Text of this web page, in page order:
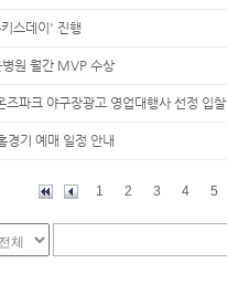
스데이' 진행
원 월간 MVP 수상
즈파크 야구장광고 영업대행사 선정 입찰
경기 예매 일정 안내
1 2 3 4 5